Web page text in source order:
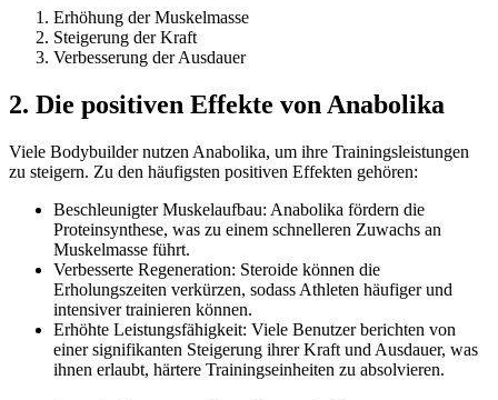
Erhöhung der Muskelmasse
Steigerung der Kraft
Verbesserung der Ausdauer
2. Die positiven Effekte von Anabolika
Viele Bodybuilder nutzen Anabolika, um ihre Trainingsleistungen
zu steigern. Zu den häufigsten positiven Effekten gehören:
Beschleunigter Muskelaufbau: Anabolika fördern die
Proteinsynthese, was zu einem schnelleren Zuwachs an
Muskelmasse führt.
Verbesserte Regeneration: Steroide können die
Erholungszeiten verkürzen, sodass Athleten häufiger und
intensiver trainieren können.
Erhöhte Leistungsfähigkeit: Viele Benutzer berichten von
einer signifikanten Steigerung ihrer Kraft und Ausdauer, was
ihnen erlaubt, härtere Trainingseinheiten zu absolvieren.